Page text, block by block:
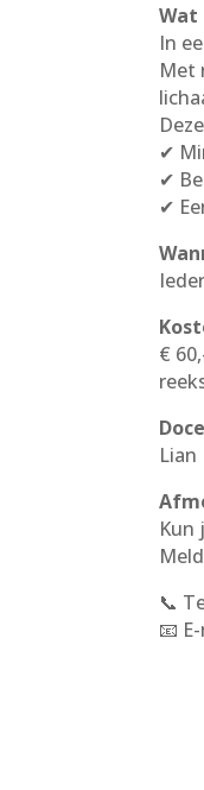
Wat
In
Met
✔
✔
✔
€
Lian
Kun
📞
📧